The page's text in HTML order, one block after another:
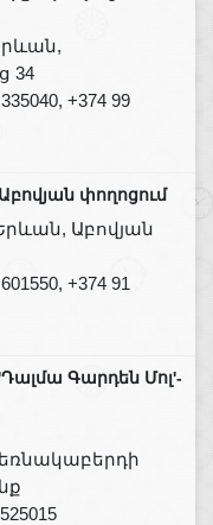
34
+374 99
փողոցում
Աբովյան
+374 91
Գարդեն Մոլ'-